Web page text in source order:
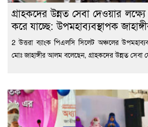
গ্রাহকদের উন্নত সেবা দেওয়ার
করে যাচ্ছে: উপমহাব্যবস্থাপক
2 উত্তরা ব্যাংক পিএলসি সিলেট অঞ্চলের
মোঃ জাহাঙ্গীর আলম বলেছেন, গ্রাহকদের উন্নত সেবা